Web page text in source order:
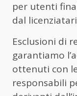
per utenti
dal
Esclusioni di
garantiamo
ottenuti con
responsabili